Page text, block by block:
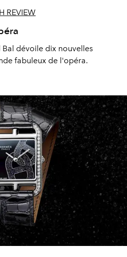
REVIEW
dévoile dix nouvelles
fabuleux de l'opéra.